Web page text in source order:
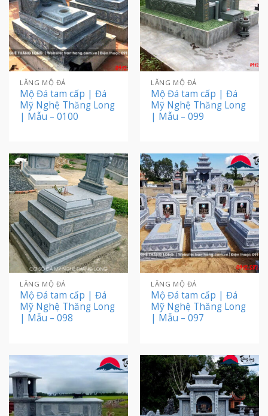
LĂNG MỘ ĐÁ
Mộ Đá tam cấp | Đá
Mỹ Nghệ Thăng Long
| Mẫu – 0100
LĂNG MỘ ĐÁ
Mộ Đá tam cấp | Đá
Mỹ Nghệ Thăng Long
| Mẫu – 099
LĂNG MỘ ĐÁ
Mộ Đá tam cấp | Đá
Mỹ Nghệ Thăng Long
| Mẫu – 098
LĂNG MỘ ĐÁ
Mộ Đá tam cấp | Đá
Mỹ Nghệ Thăng Long
| Mẫu – 097